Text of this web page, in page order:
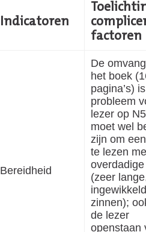
Indicatoren
factoren
Bereidheid
De
het boek
pagina’s)
probleem
lezer op
moet wel
zijn om
te lezen
(zeer
zinnen);
de lezer
openstaan